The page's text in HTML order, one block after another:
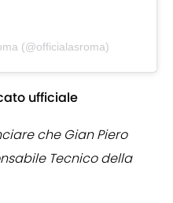
(@officialasroma)
ufficiale
che Gian Piero
Tecnico della